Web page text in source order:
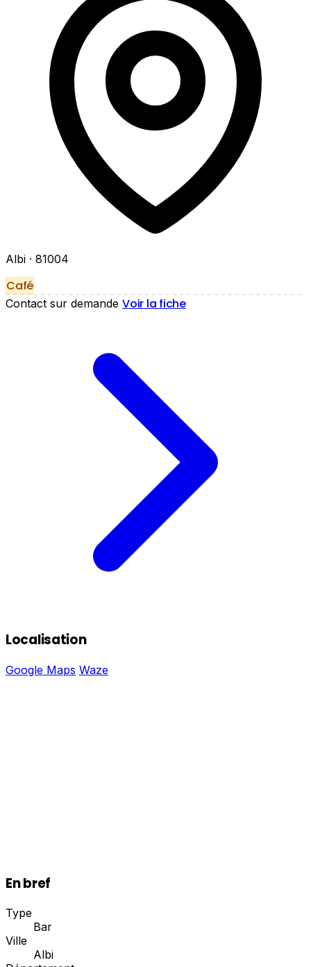
Albi · 81004
Café
Contact sur demande Voir la fiche
Localisation
Google Maps Waze
En bref
Type
Bar
Ville
Albi